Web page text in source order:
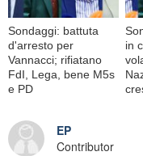
Sondaggi: battuta
d'arresto per
Vannacci; rifiatano
FdI, Lega, bene M5s
e PD
in
EP
Contributor